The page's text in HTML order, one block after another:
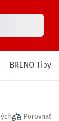
BRENO Tipy
Porovnať